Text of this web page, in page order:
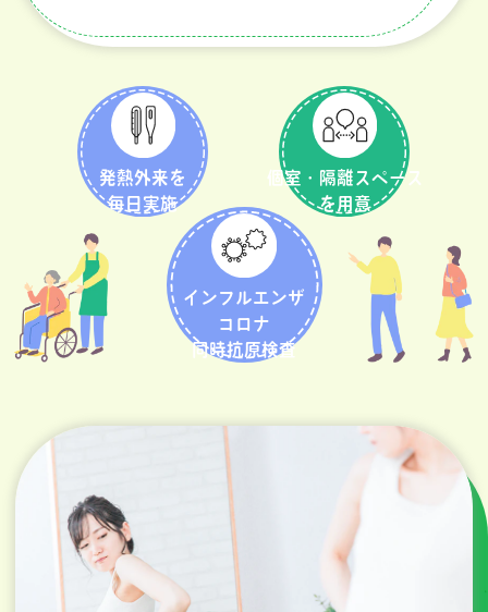
発熱外来を
毎日実施
個室・隔離スペース
を用意
インフルエンザ
コロナ
同時抗原検査